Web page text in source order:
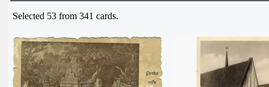
Selected 53 from 341 cards.